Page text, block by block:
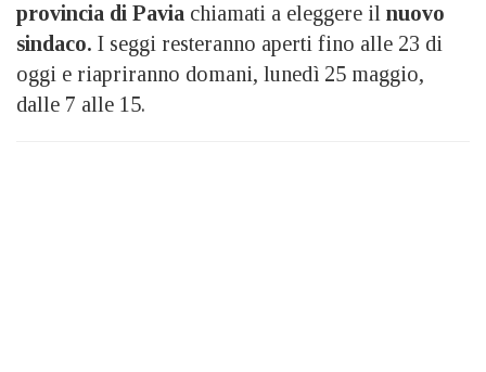
provincia di Pavia chiamati a eleggere il nuovo
sindaco. I seggi resteranno aperti fino alle 23 di
oggi e riapriranno domani, lunedì 25 maggio,
dalle 7 alle 15.